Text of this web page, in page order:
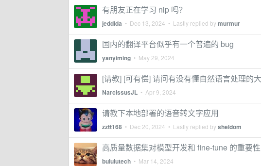
有朋友正在学习 nlp 吗？
jeddida • Dec 13, 2024 • Lastly replied bymurmur
国内的翻译平台似乎有一个普遍的 bug
yanyiming • May 29, 2024
[请教] [可有偿] 请问有没有懂自然语言处理的
NarcissusJL • Apr 9, 2024
请教下本地部署的语音转文字应用
zztt168 • Dec 20, 2024 • Lastly replied bysheldom
高质量数据集对模型开发和 fine-tune 的重要性
bululutech • Mar 14, 2024